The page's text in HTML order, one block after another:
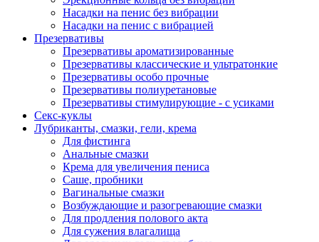
Насадки на пенис без вибрации
Насадки на пенис с вибрацией
Презервативы
Презервативы ароматизированные
Презервативы классические и ультратонкие
Презервативы особо прочные
Презервативы полиуретановые
Презервативы стимулирующие - с усиками
Секс-куклы
Лубриканты, смазки, гели, крема
Для фистинга
Анальные смазки
Крема для увеличения пениса
Саше, пробники
Вагинальные смазки
Возбуждающие и разогревающие смазки
Для продления полового акта
Для сужения влагалища